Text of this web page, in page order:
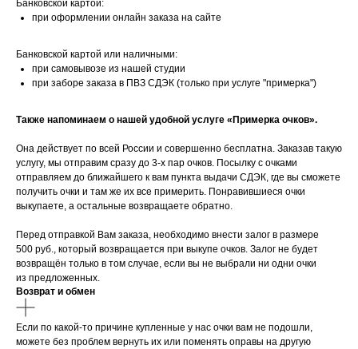
Банковской картой:
при оформлении онлайн заказа на сайте
Банковской картой или наличными:
при самовывозе из нашей студии
при заборе заказа в ПВЗ СДЭК (только при услуге "примерка")
Также напоминаем о нашей удобной услуге «Примерка очков».
Она действует по всей России и совершенно бесплатна. Заказав такую
услугу, мы отправим сразу до 3-х пар очков. Посылку с очками
отправляем до ближайшего к вам пункта выдачи СДЭК, где вы сможете
получить очки и там же их все примерить. Понравившиеся очки
выкупаете, а остальные возвращаете обратно.
Перед отправкой Вам заказа, необходимо внести залог в размере
500 руб., который возвращается при выкупе очков. Залог не будет
возвращён только в том случае, если вы не выбрали ни одни очки
из предложенных.
Возврат и обмен
Если по какой-то причине купленные у нас очки вам не подошли,
можете без проблем вернуть их или поменять оправы на другую